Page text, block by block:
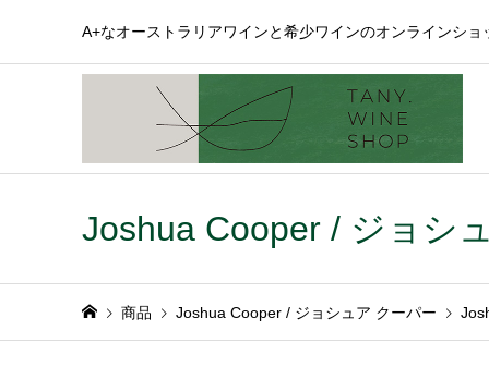
A+なオーストラリアワインと希少ワインのオンラインショ
Joshua Cooper / ジョシ
商品 Joshua Cooper / ジョシュア クーパー